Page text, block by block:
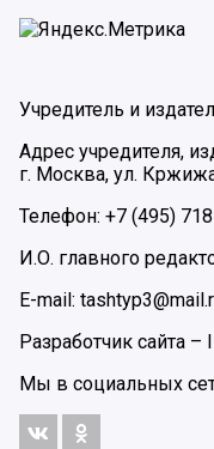
Учредитель и
Адрес учредителя,
г. Москва, ул.
Телефон: +7 (495)
И.О. главного
E-mail:
Разработчик сайта –
Мы в социальных